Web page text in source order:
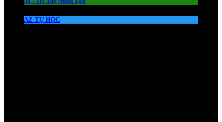
AZ-TỰ HỌC